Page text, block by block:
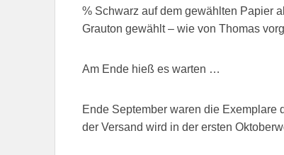
% Schwarz auf dem gewählten Papier
Grauton gewählt – wie von Thomas
Am Ende hieß es warten …
Ende September waren die Exemplare
der Versand wird in der ersten